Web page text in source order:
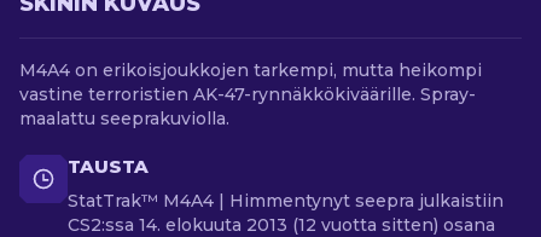
M4A4 on erikoisjoukkojen tarkempi, mutta heikompi
vastine terroristien AK-47-rynnäkkökiväärille. Spray-
maalattu seeprakuviolla.
TAUSTA
StatTrak™ M4A4 | Himmentynyt seepra julkaistiin
CS2:ssa 14. elokuuta 2013 (12 vuotta sitten) osana